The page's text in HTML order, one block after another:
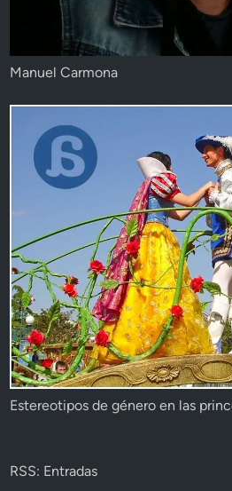
Manuel Carmona
Estereotipos de género en las
RSS: Entradas